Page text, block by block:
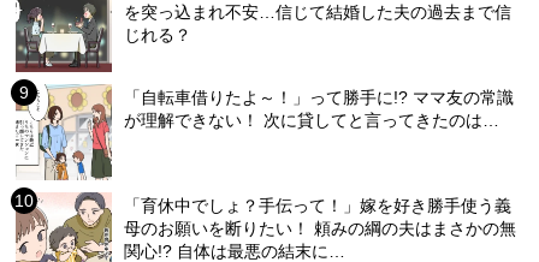
を突っ込まれ不安…信じて結婚した夫の過去まで信
じれる？
「自転車借りたよ～！」って勝手に!? ママ友の常識
が理解できない！ 次に貸してと言ってきたのは…
「育休中でしょ？手伝って！」嫁を好き勝手使う義
母のお願いを断りたい！ 頼みの綱の夫はまさかの無
関心!? 自体は最悪の結末に…